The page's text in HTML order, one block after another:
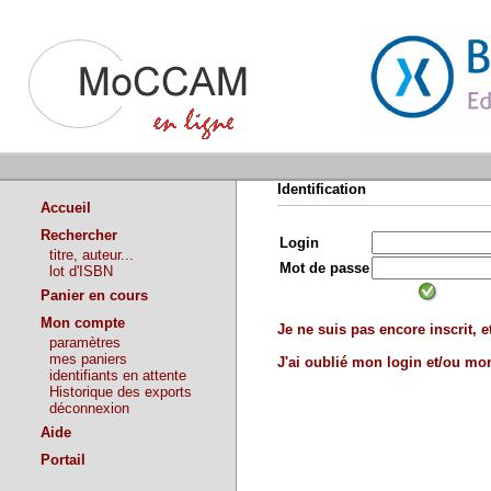
Accueil
Rechercher
titre, auteur...
lot d'ISBN
Panier en cours
Mon compte
paramètres
mes paniers
identifiants en attente
Historique des exports
déconnexion
Aide
Portail
Identification
Login
Mot de passe
Je ne suis pas encore inscrit,
J'ai oublié mon login et/ou